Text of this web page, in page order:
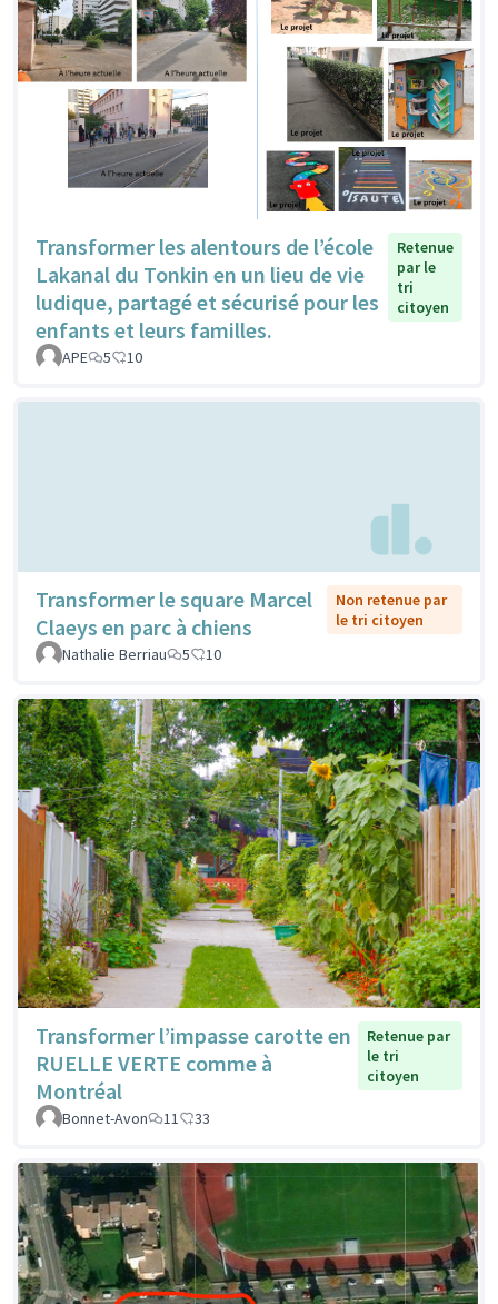
Transformer les alentours de l’école
Lakanal du Tonkin en un lieu de vie
ludique, partagé et sécurisé pour les
enfants et leurs familles.
Retenue
par le
tri
citoyen
APE 5 10
Transformer le square Marcel
Claeys en parc à chiens
Non retenue par
le tri citoyen
Nathalie Berriau
5 10
Transformer l’impasse carotte en
RUELLE VERTE comme à
Montréal
Retenue par
le tri
citoyen
Bonnet-Avon 11 33